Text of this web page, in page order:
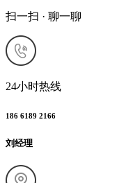
扫一扫 · 聊一聊
24小时热线
186 6189 2166
刘经理